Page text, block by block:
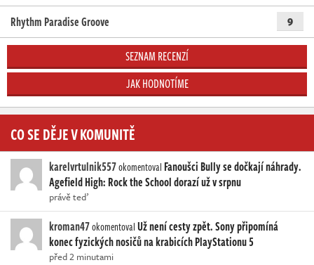
Rhythm Paradise Groove 9
SEZNAM RECENZÍ
JAK HODNOTÍME
CO SE DĚJE V KOMUNITĚ
karelvrtulnik557okomentoval Fanoušci Bully se dočkají náhrady.
Agefield High: Rock the School dorazí už v srpnu
právě teď
kroman47okomentovalUž není cesty zpět. Sony připomíná
konec fyzických nosičů na krabicích PlayStationu 5
před 2 minutami